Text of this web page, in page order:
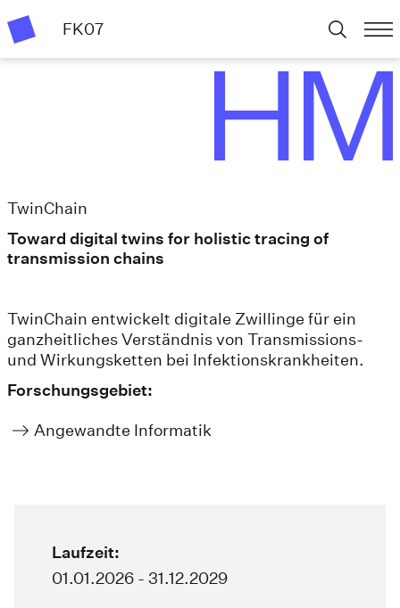
FK07
TwinChain
Toward digital twins for holistic tracing of
transmission chains
TwinChain entwickelt digitale Zwillinge für ein
ganzheitliches Verständnis von Transmissions-
und Wirkungsketten bei Infektionskrankheiten.
Forschungsgebiet:
Angewandte Informatik
Laufzeit:
01.01.2026 - 31.12.2029